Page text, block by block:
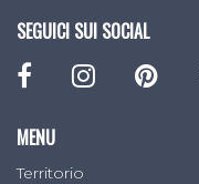
SEGUICI SUI SOCIAL
MENU
Territorio